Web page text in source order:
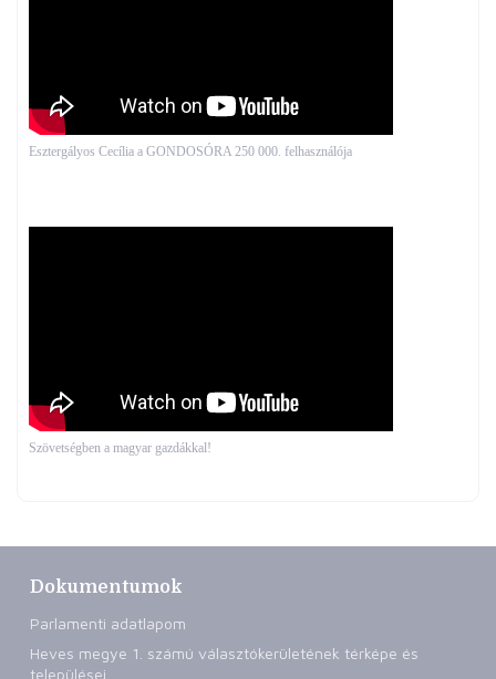
Esztergályos Cecília a GONDOSÓRA 250 000. felhasználója
Szövetségben a magyar gazdákkal!
Dokumentumok
Parlamenti adatlapom
Heves megye 1. számú választókerületének térképe és
települései